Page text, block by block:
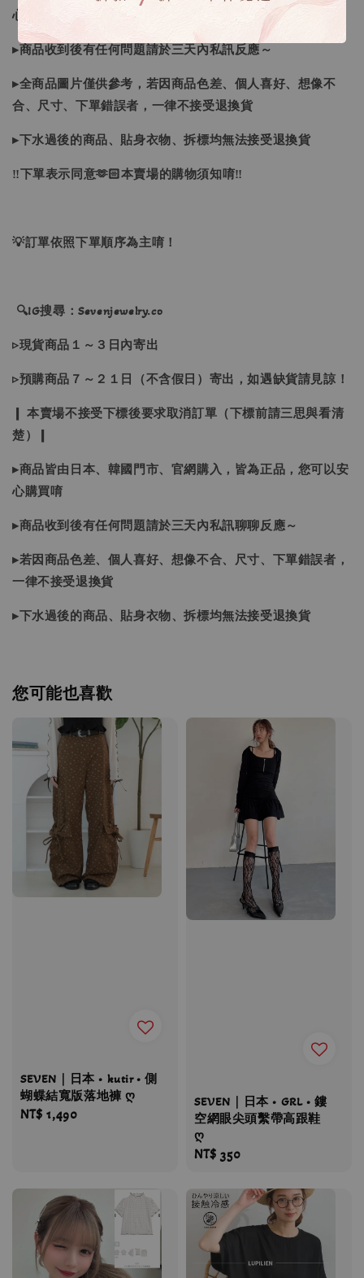
心購買唷！
▸商品收到後有任何問題請於三天內私訊反應～
▸全商品圖片僅供參考，若因商品色差、個人喜好、想像不
合、尺寸、下單錯誤者，一律不接受退換貨
▸下水過後的商品、貼身衣物、拆標均無法接受退換貨
‼下單表示同意🫶🏻本賣場的購物須知唷‼
💡訂單依照下單順序為主唷！
🔍IG搜尋：Sevenjewelry.co
▹現貨商品１～３日內寄出
▹預購商品７～２１日（不含假日）寄出，如遇缺貨請見諒！
❙ 本賣場不接受下標後要求取消訂單（下標前請三思與看清
楚）❙
▸商品皆由日本、韓國門市、官網購入，皆為正品，您可以安
心購買唷
▸商品收到後有任何問題請於三天內私訊聊聊反應～
▸若因商品色差、個人喜好、想像不合、尺寸、下單錯誤者，
一律不接受退換貨
▸下水過後的商品、貼身衣物、拆標均無法接受退換貨
您可能也喜歡
SEVEN｜日本 • kutir • 側
蝴蝶結寬版落地褲 ღ
Regular
NT$ 1,490
SEVEN｜日本 • GRL • 鏤
空網眼尖頭繫帶高跟鞋
ღ
Regular
NT$ 350